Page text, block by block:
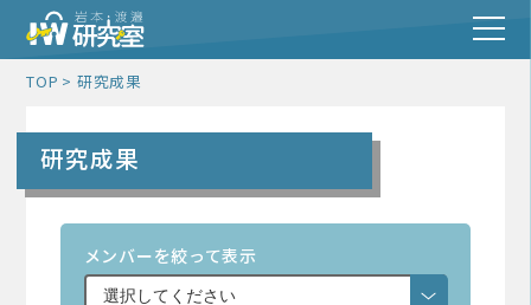
TOP 研究成果
研究成果
メンバーを絞って表示